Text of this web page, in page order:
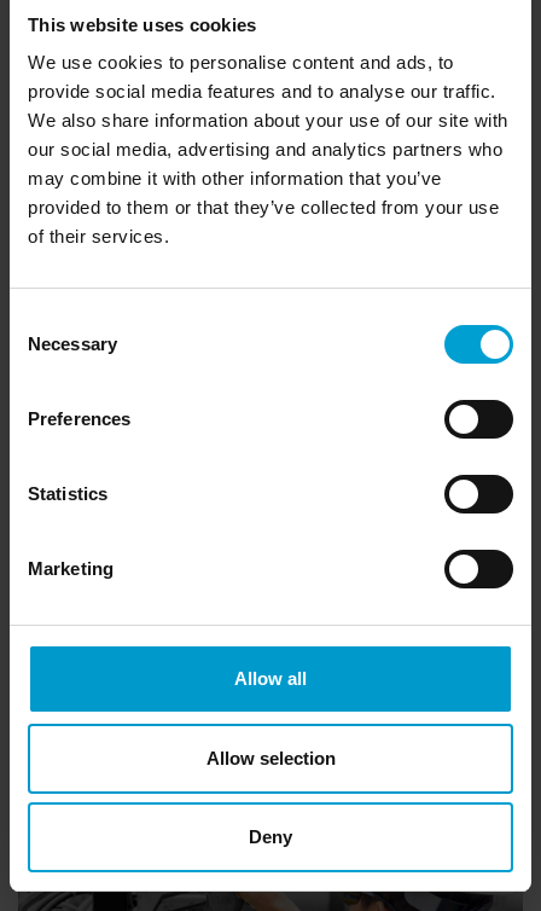
This website uses cookies
We use cookies to personalise content and ads, to
provide social media features and to analyse our traffic.
We also share information about your use of our site with
our social media, advertising and analytics partners who
may combine it with other information that you’ve
provided to them or that they’ve collected from your use
of their services.
Selection
Necessary
Preferences
Statistics
Marketing
Allow all
Allow selection
Deny
grâce à des joints filetés supplémentaires. Pour les
CC33 est disponible avec unboîtier en acier inoxydable non
peint.
Les points clés en un coup d'œil :
Informations générales :
boîtier encapsulé résistant à la pression en aluminium
avec verre pare-balles (10 mm)
transmission du signal : 4-20 mA / RS-485 /
ACDC
Agréments / Certifications :
trois sorties relais, tige magnétique, pare-brise,
distance, buzzer, bouchon fileté, presse-étoupe